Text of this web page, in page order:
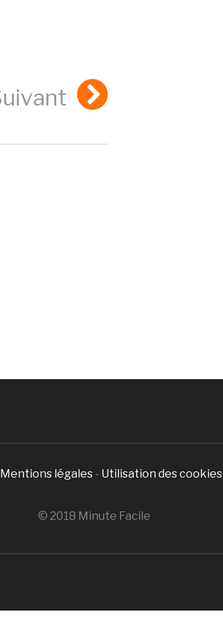
Mentions légales - Utilisation des cookies
© 2018 Minute Facile